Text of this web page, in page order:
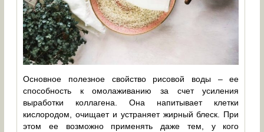
Основное полезное свойство рисовой воды – ее
способность к омолаживанию за счет усиления
выработки коллагена. Она напитывает клетки
кислородом, очищает и устраняет жирный блеск. При
этом ее возможно применять даже тем, у кого